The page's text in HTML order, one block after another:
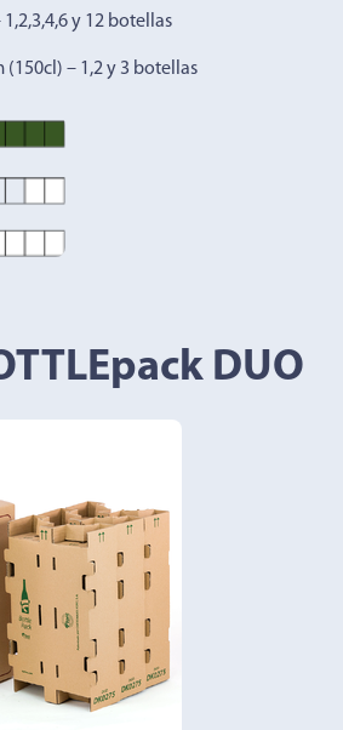
y 12 botellas
– 1,2 y 3 botellas
DUO